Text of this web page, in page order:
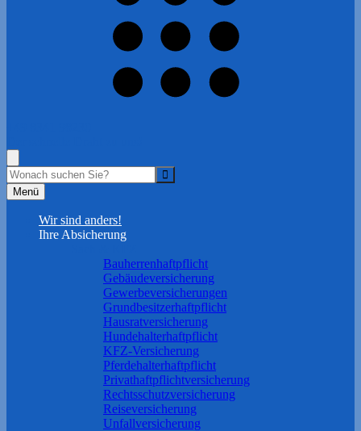
Menü
Wir sind anders!
Ihre Absicherung
Bauherrenhaftpflicht
Gebäudeversicherung
Gewerbeversicherungen
Grundbesitzerhaftpflicht
Hausratversicherung
Hundehalterhaftpflicht
KFZ-Versicherung
Pferdehalterhaftpflicht
Privathaftpflichtversicherung
Rechtsschutzversicherung
Reiseversicherung
Unfallversicherung